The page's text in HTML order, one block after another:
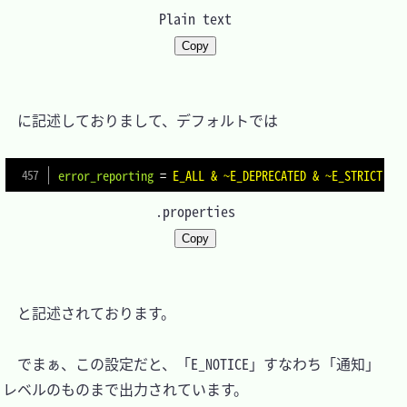
Plain text
Copy
に記述しておりまして、デフォルトでは
error_reporting = E_ALL & ~E_DEPRECATED & ~E_STRICT
.properties
Copy
と記述されております。
でまぁ、この設定だと、「E_NOTICE」すなわち「通知」
レベルのものまで出力されています。